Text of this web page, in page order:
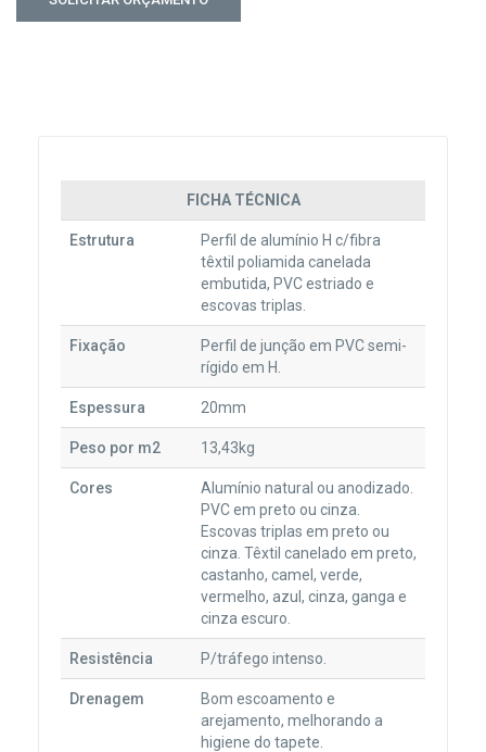
FICHA TÉCNICA
Estrutura
Perfil de alumínio H c/fibra
têxtil poliamida canelada
embutida, PVC estriado e
escovas triplas.
Fixação
Perfil de junção em PVC semi-
rígido em H.
Espessura 20mm
Peso por m2 13,43kg
Cores
Alumínio natural ou anodizado.
PVC em preto ou cinza.
Escovas triplas em preto ou
cinza. Têxtil canelado em preto,
castanho, camel, verde,
vermelho, azul, cinza, ganga e
cinza escuro.
Resistência P/tráfego intenso.
Drenagem
Bom escoamento e
arejamento, melhorando a
higiene do tapete.